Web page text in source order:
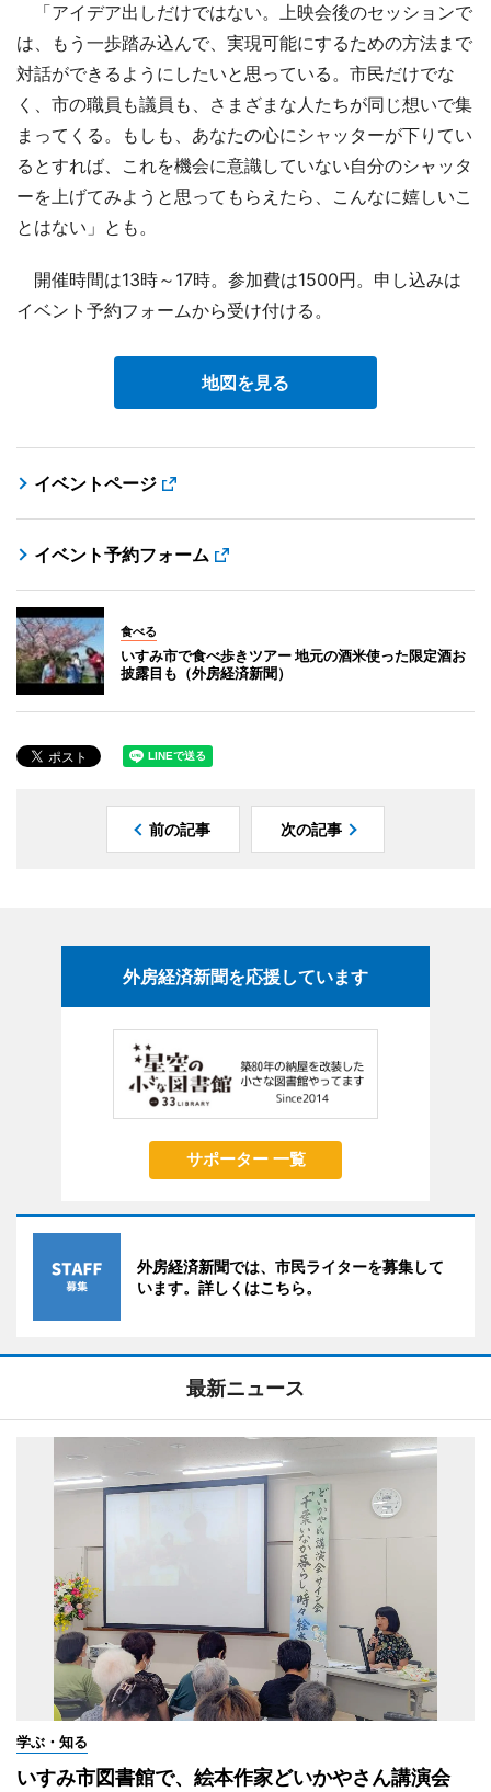
「アイデア出しだけではない。上映会後のセッションで
は、もう一歩踏み込んで、実現可能にするための方法まで
対話ができるようにしたいと思っている。市民だけでな
く、市の職員も議員も、さまざまな人たちが同じ想いで集
まってくる。もしも、あなたの心にシャッターが下りてい
るとすれば、これを機会に意識していない自分のシャッタ
ーを上げてみようと思ってもらえたら、こんなに嬉しいこ
とはない」とも。
開催時間は13時～17時。参加費は1500円。申し込みは
イベント予約フォームから受け付ける。
地図を見る
イベントページ
イベント予約フォーム
食べる
いすみ市で食べ歩きツアー 地元の酒米使った限定酒お
披露目も（外房経済新聞）
前の記事 次の記事
外房経済新聞を応援しています
サポーター 一覧
外房経済新聞では、市民ライターを募集して
います。詳しくはこちら。
最新ニュース
学ぶ・知る
いすみ市図書館で、絵本作家どいかやさん講演会